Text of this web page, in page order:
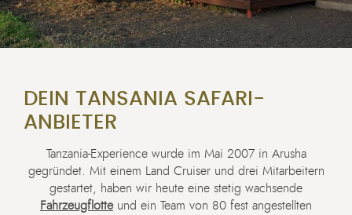
DEIN TANSANIA SAFARI-
ANBIETER
Tanzania-Experience wurde im Mai 2007 in Arusha
gegründet. Mit einem Land Cruiser und drei Mitarbeitern
gestartet, haben wir heute eine stetig wachsende
Fahrzeugflotteund ein Team von 80 fest angestellten